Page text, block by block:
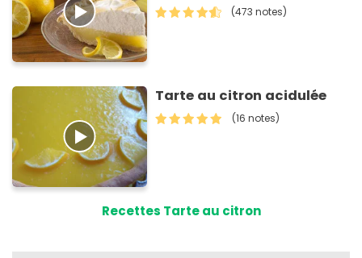
(473 notes)
Tarte au citron acidulée
(16 notes)
Recettes Tarte au citron